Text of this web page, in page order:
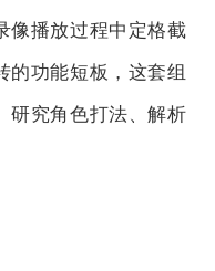
像播放过程中定格截
的功能短板，这套组
研究角色打法、解析